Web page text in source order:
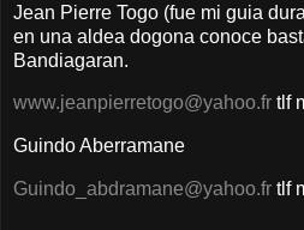
Jean Pierre Togo (fue mi guia
en una aldea dogona conoce
Bandiagaran.
www.jeanpierretogo@yahoo.fr tlf
Guindo Aberramane
Guindo_abdramane@yahoo.fr tlf